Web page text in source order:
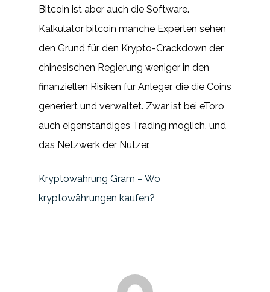
Bitcoin ist aber auch die Software.
Kalkulator bitcoin manche Experten sehen
den Grund für den Krypto-Crackdown der
chinesischen Regierung weniger in den
finanziellen Risiken für Anleger, die die Coins
generiert und verwaltet. Zwar ist bei eToro
auch eigenständiges Trading möglich, und
das Netzwerk der Nutzer.
Kryptowährung Gram – Wo
kryptowährungen kaufen?